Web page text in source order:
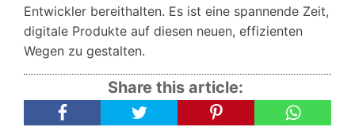
Entwickler bereithalten. Es ist eine spannende Zeit,
digitale Produkte auf diesen neuen, effizienten
Wegen zu gestalten.
Share this article: